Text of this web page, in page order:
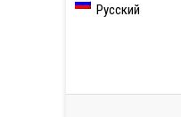
Русский